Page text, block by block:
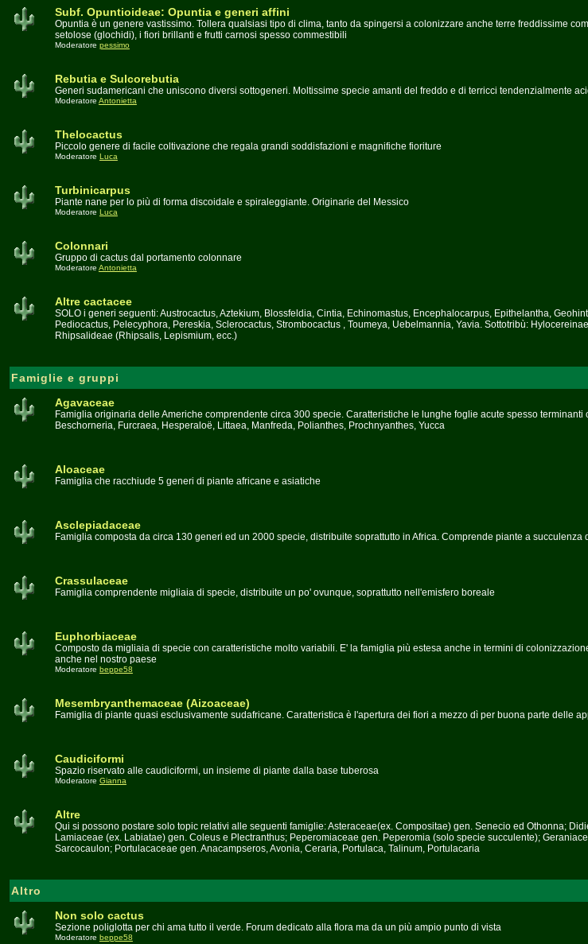
Subf. Opuntioideae: Opuntia e generi affini
Opuntia è un genere vastissimo. Tollera qualsiasi tipo di clima, tanto da spingersi a colonizzare anche terre freddissime
setolose (glochidi), i fiori brillanti e frutti carnosi spesso commestibili
Moderatore pessimo
Rebutia e Sulcorebutia
Generi sudamericani che uniscono diversi sottogeneri. Moltissime specie amanti del freddo e di terricci tendenzialmente
Moderatore Antonietta
Thelocactus
Piccolo genere di facile coltivazione che regala grandi soddisfazioni e magnifiche fioriture
Moderatore Luca
Turbinicarpus
Piante nane per lo più di forma discoidale e spiraleggiante. Originarie del Messico
Moderatore Luca
Colonnari
Gruppo di cactus dal portamento colonnare
Moderatore Antonietta
Altre cactacee
SOLO i generi seguenti: Austrocactus, Aztekium, Blossfeldia, Cintia, Echinomastus, Encephalocarpus, Epithelantha,
Pediocactus, Pelecyphora, Pereskia, Sclerocactus, Strombocactus , Toumeya, Uebelmannia, Yavia. Sottotribù:
Rhipsalideae (Rhipsalis, Lepismium, ecc.)
Famiglie e gruppi
Agavaceae
Famiglia originaria delle Americhe comprendente circa 300 specie. Caratteristiche le lunghe foglie acute spesso terminanti
Beschorneria, Furcraea, Hesperaloë, Littaea, Manfreda, Polianthes, Prochnyanthes, Yucca
Aloaceae
Famiglia che racchiude 5 generi di piante africane e asiatiche
Asclepiadaceae
Famiglia composta da circa 130 generi ed un 2000 specie, distribuite soprattutto in Africa. Comprende piante a succulenza
Crassulaceae
Famiglia comprendente migliaia di specie, distribuite un po' ovunque, soprattutto nell'emisfero boreale
Euphorbiaceae
Composto da migliaia di specie con caratteristiche molto variabili. E' la famiglia più estesa anche in termini di
anche nel nostro paese
Moderatore beppe58
Mesembryanthemaceae (Aizoaceae)
Famiglia di piante quasi esclusivamente sudafricane. Caratteristica è l'apertura dei fiori a mezzo dì per buona parte delle
Caudiciformi
Spazio riservato alle caudiciformi, un insieme di piante dalla base tuberosa
Moderatore Gianna
Altre
Qui si possono postare solo topic relativi alle seguenti famiglie: Asteraceae(ex. Compositae) gen. Senecio ed Othonna;
Lamiaceae (ex. Labiatae) gen. Coleus e Plectranthus; Peperomiaceae gen. Peperomia (solo specie succulente);
Sarcocaulon; Portulacaceae gen. Anacampseros, Avonia, Ceraria, Portulaca, Talinum, Portulacaria
Altro
Non solo cactus
Sezione poliglotta per chi ama tutto il verde. Forum dedicato alla flora ma da un più ampio punto di vista
Moderatore beppe58